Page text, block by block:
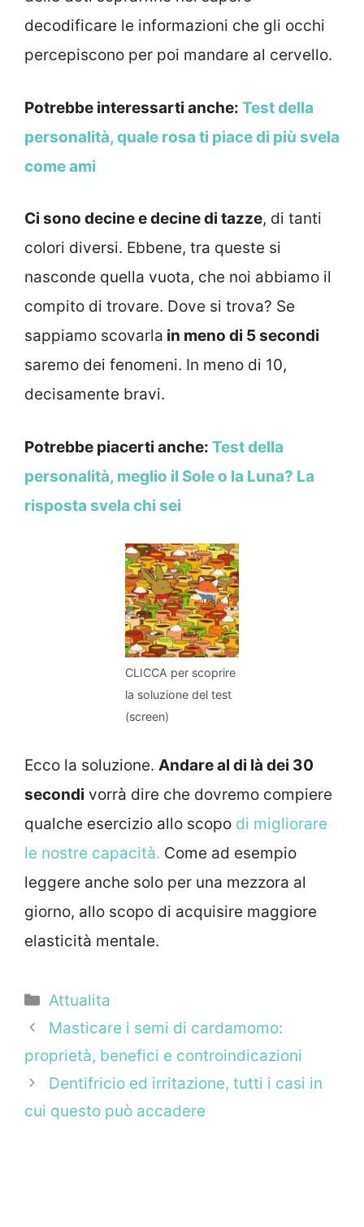
decodificare le informazioni che gli occhi
percepiscono per poi mandare al cervello.
Potrebbe interessarti anche: Test della
personalità, quale rosa ti piace di più svela
come ami
Ci sono decine e decine di tazze, di tanti
colori diversi. Ebbene, tra queste si
nasconde quella vuota, che noi abbiamo il
compito di trovare. Dove si trova? Se
sappiamo scovarla in meno di 5 secondi
saremo dei fenomeni. In meno di 10,
decisamente bravi.
Potrebbe piacerti anche: Test della
personalità, meglio il Sole o la Luna? La
risposta svela chi sei
CLICCA per scoprire
la soluzione del test
(screen)
Ecco la soluzione. Andare al di là dei 30
secondi vorrà dire che dovremo compiere
qualche esercizio allo scopo di migliorare
le nostre capacità. Come ad esempio
leggere anche solo per una mezzora al
giorno, allo scopo di acquisire maggiore
elasticità mentale.
Categorie
Attualita
Masticare i semi di cardamomo:
proprietà, benefici e controindicazioni
Dentifricio ed irritazione, tutti i casi in
cui questo può accadere